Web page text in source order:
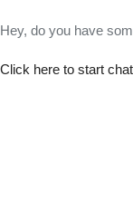
Hey, do you have
Click here to start chat